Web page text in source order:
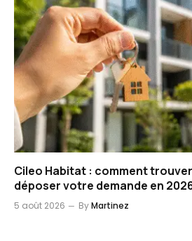
Cileo Habitat : comment
déposer votre demande en
5 août 2026 ByMartinez